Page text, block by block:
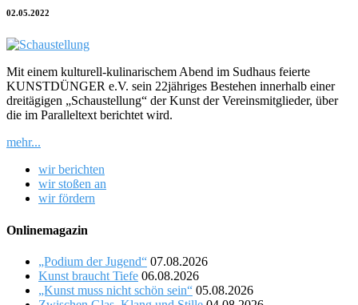
02.05.2022
Mit einem kulturell-kulinarischem Abend im Sudhaus feierte
KUNSTDÜNGER e.V. sein 22jähriges Bestehen innerhalb einer
dreitägigen „Schaustellung“ der Kunst der Vereinsmitglieder, über
die im Paralleltext berichtet wird.
mehr...
wir berichten
wir stoßen an
wir fördern
Onlinemagazin
„Podium der Jugend“ 07.08.2026
Kunst braucht Tiefe 06.08.2026
„Kunst muss nicht schön sein“ 05.08.2026